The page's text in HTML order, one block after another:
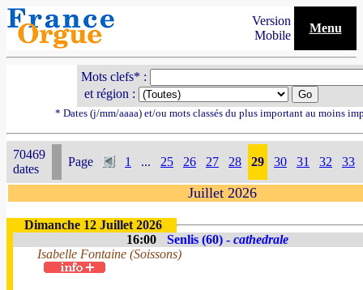
Version
Mobile
Menu
Mots clefs* :
et région :
* Dates (j/mm/aaaa) et/ou mots classés du plus important au moins
70469
dates
Page 1 ... 25 26 27 28 29 30 31 32 33
Juillet 2026
Dimanche 12 Juillet 2026
16:00
Senlis (60) - cathedrale
Isabelle Fontaine (Soissons)